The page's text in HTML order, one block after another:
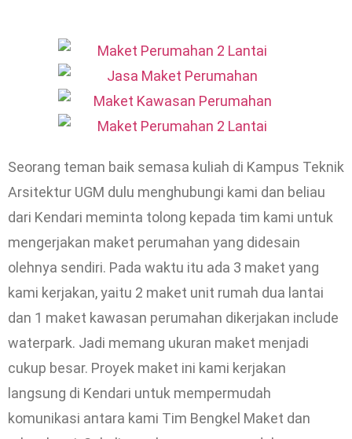
Seorang teman baik semasa kuliah di Kampus Teknik
Arsitektur UGM dulu menghubungi kami dan beliau
dari Kendari meminta tolong kepada tim kami untuk
mengerjakan maket perumahan yang didesain
olehnya sendiri. Pada waktu itu ada 3 maket yang
kami kerjakan, yaitu 2 maket unit rumah dua lantai
dan 1 maket kawasan perumahan dikerjakan include
waterpark. Jadi memang ukuran maket menjadi
cukup besar. Proyek maket ini kami kerjakan
langsung di Kendari untuk mempermudah
komunikasi antara kami Tim Bengkel Maket dan